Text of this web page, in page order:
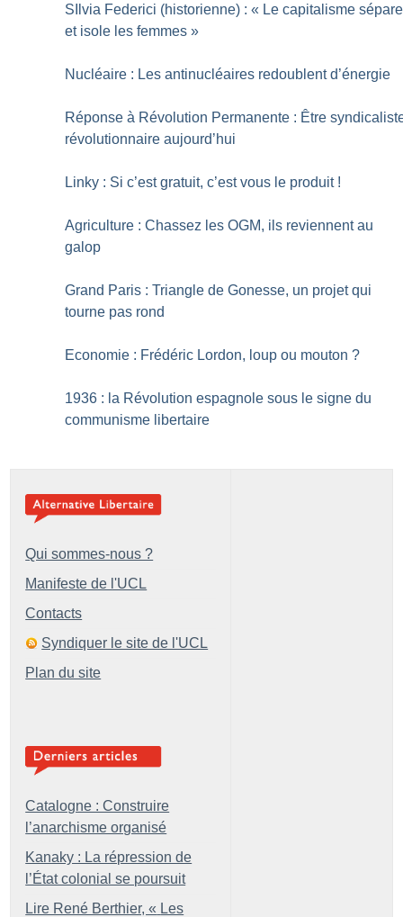
SIlvia Federici (historienne) : « Le capitalisme sépare
et isole les femmes »
Nucléaire : Les antinucléaires redoublent d’énergie
Réponse à Révolution Permanente : Être
révolutionnaire aujourd’hui
Linky : Si c’est gratuit, c’est vous le produit !
Agriculture : Chassez les OGM, ils reviennent au
galop
Grand Paris : Triangle de Gonesse, un projet qui
tourne pas rond
Economie : Frédéric Lordon, loup ou mouton ?
1936 : la Révolution espagnole sous le signe du
communisme libertaire
Qui sommes-nous ?
Manifeste de l'UCL
Contacts
Syndiquer le site de l'UCL
Plan du site
Catalogne : Construire
l’anarchisme organisé
Kanaky : La répression de
l’État colonial se poursuit
Lire René Berthier, « Les